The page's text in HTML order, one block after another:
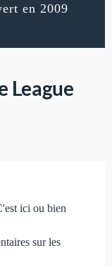
en 2009
League
ici ou bien
sur les